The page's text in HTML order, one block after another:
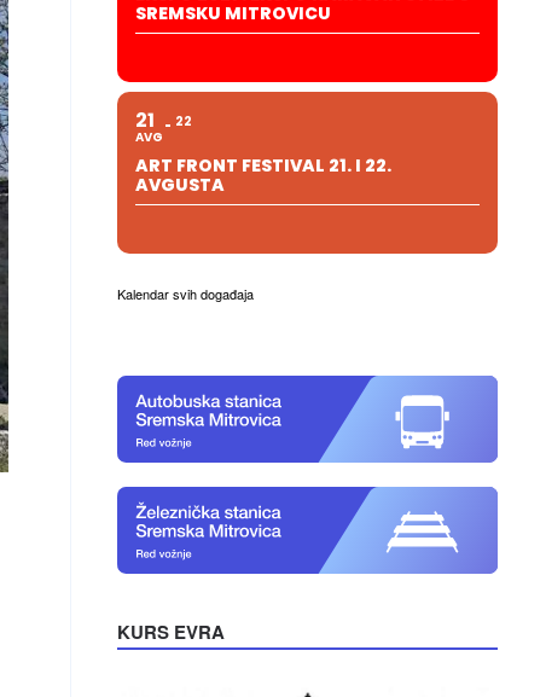
SREMSKU MITROVICU
21
AVG
22
ART FRONT FESTIVAL 21. I 22.
AVGUSTA
Kalendar svih događaja
KURS EVRA